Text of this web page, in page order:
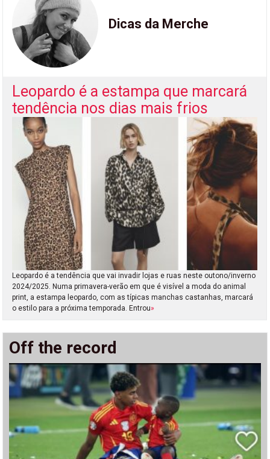
Dicas da Merche
Leopardo é a estampa que marcará
tendência nos dias mais frios
Leopardo é a tendência que vai invadir lojas e ruas neste outono/inverno
2024/2025. Numa primavera-verão em que é visível a moda do animal
print, a estampa leopardo, com as típicas manchas castanhas, marcará
o estilo para a próxima temporada. Entrou»
Off the record